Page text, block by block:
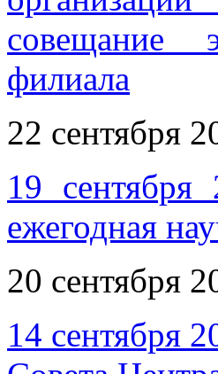
совещание
филиала
22 сентября
19
ежегодная
20 сентября
14 сентября